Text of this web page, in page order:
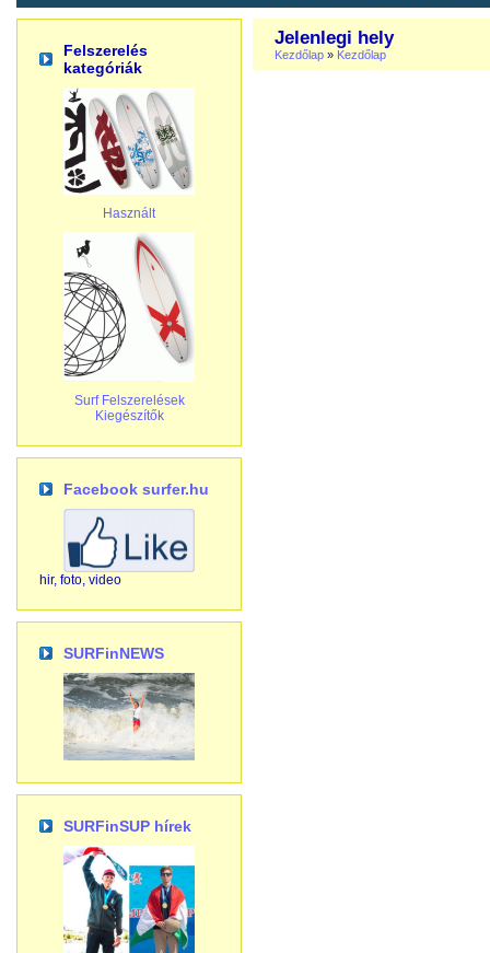
Felszerelés
kategóriák
Használt
Surf Felszerelések
Kiegészítők
Facebook surfer.hu
hir, foto, video
SURFinNEWS
SURFinSUP hírek
Jelenlegi hely
Kezdőlap » Kezdőlap